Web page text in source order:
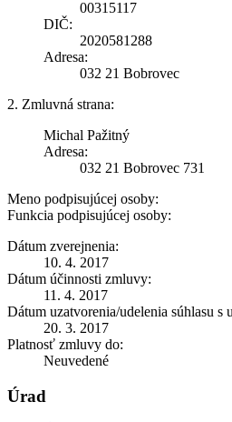
00315117
DIČ:
2020581288
Adresa:
032 21 Bobrovec
2. Zmluvná strana:
Michal Pažitný
Adresa:
032 21 Bobrovec 731
Meno podpisujúcej osoby:
Funkcia podpisujúcej osoby:
Dátum zverejnenia:
10. 4. 2017
Dátum účinnosti zmluvy:
11. 4. 2017
Dátum uzatvorenia/udelenia súhlasu s
20. 3. 2017
Platnosť zmluvy do:
Neuvedené
Úrad